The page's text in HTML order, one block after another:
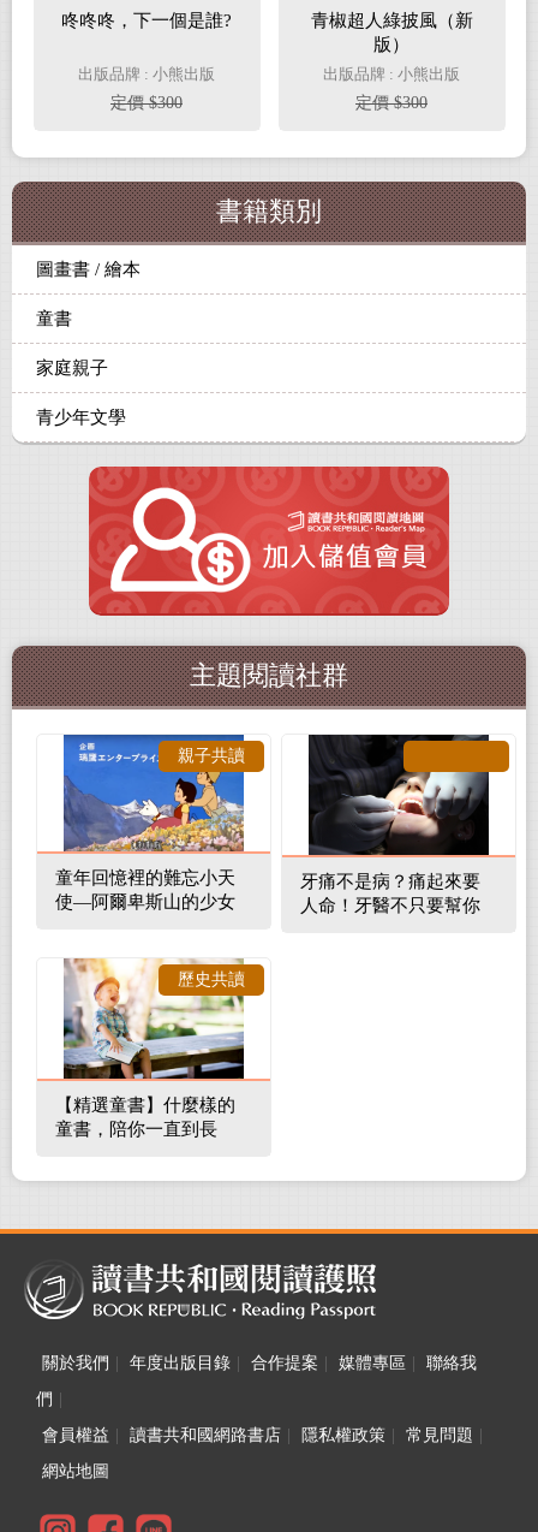
咚咚咚，下一個是誰?
出版品牌 : 小熊出版
定價 $300
青椒超人綠披風（新
版）
出版品牌 : 小熊出版
定價 $300
書籍類別
圖畫書 / 繪本
童書
家庭親子
青少年文學
主題閱讀社群
童年回憶裡的難忘小天
使—阿爾卑斯山的少女
親子共讀
牙痛不是病？痛起來要
人命！牙醫不只要幫你
【精選童書】什麼樣的
童書，陪你一直到長
歷史共讀
關於我們 年度出版目錄 合作提案 媒體專區
聯絡我
們
會員權益
讀書共和國網路書店 隱私權政策 常見問題
網站地圖